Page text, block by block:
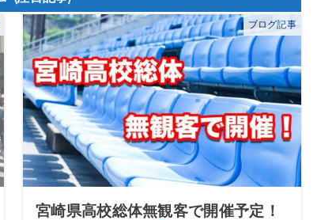
ブログ記事
宮崎県高校総体無観客で開催予定！